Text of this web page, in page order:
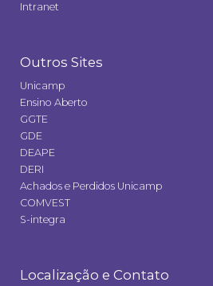
Intranet
Outros Sites
Unicamp
Ensino Aberto
GGTE
GDE
DEAPE
DERI
Achados e Perdidos Unicamp
COMVEST
S-integra
Localização e Contato